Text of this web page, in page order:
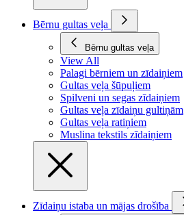
Bērnu gultas veļa
Bērnu gultas veļa
View All
Palagi bērniem un zīdaiņiem
Gultas veļa šūpuļiem
Spilveni un segas zīdaiņiem
Gultas veļa zīdaiņu gultiņām
Gultas veļa ratiņiem
Muslina tekstils zīdaiņiem
Zīdaiņu istaba un mājas drošība